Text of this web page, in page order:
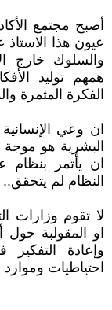
أصبح مجتمع
عيون هذا الاستاذ
والسلوك خارج
همهم توليد
الفكرة المثمرة
البشرية هو
ان يأتمر
النظام لم يتحقق..
لا تقوم وزارات
او المقولبة حول
وإعادة
احتياطيات